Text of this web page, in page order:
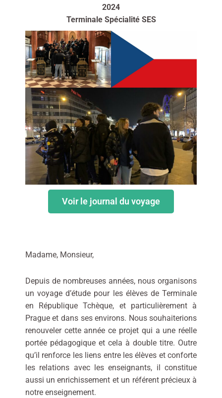
2024
Terminale Spécialité SES
Voir le journal du voyage
Madame, Monsieur,
Depuis de nombreuses années, nous organisons
un voyage d’étude pour les élèves de Terminale
en République Tchèque, et particulièrement à
Prague et dans ses environs. Nous souhaiterions
renouveler cette année ce projet qui a une réelle
portée pédagogique et cela à double titre. Outre
qu’il renforce les liens entre les élèves et conforte
les relations avec les enseignants, il constitue
aussi un enrichissement et un référent précieux à
notre enseignement.